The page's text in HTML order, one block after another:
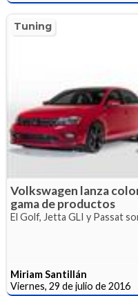
Tuning
Volkswagen lanza
gama de productos
El Golf, Jetta GLI y Passat
Miriam Santillán
Viernes, 29 de julio de 2016